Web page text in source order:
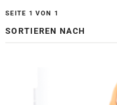
SEITE 1 VON 1
SORTIEREN NACH